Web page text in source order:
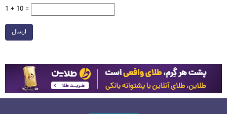
1 + 10 =
ارسال